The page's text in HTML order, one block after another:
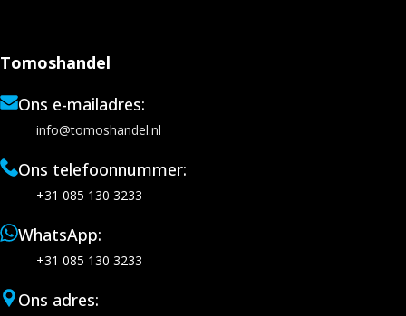
Tomoshandel
Ons e-mailadres:
info@tomoshandel.nl
Ons telefoonnummer:
+31 085 130 3233
WhatsApp:
+31 085 130 3233
Ons adres: